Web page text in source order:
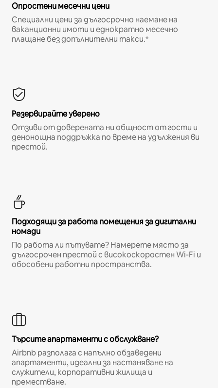
Опростени месечни цени
Специални цени за дългосрочно наемане на
ваканционни имоти и еднократно месечно
плащане без допълнителни такси.*
Резервирайте уверено
Отзиви от доверената ни общност от гости и
денонощна поддръжка по време на удължения ви
престой.
Подходящи за работа помещения за дигитални
номади
По работа ли пътувате? Намерете място за
дългосрочен престой с високоскоростен Wi-Fi и
обособени работни пространства.
Търсите апартаменти с обслужване?
Airbnb разполага с напълно обзаведени
апартаменти, идеални за настаняване на
служители, корпоративни жилища и
преместване.